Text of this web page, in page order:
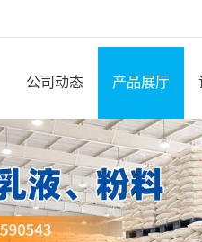
公司动态 产品展厅